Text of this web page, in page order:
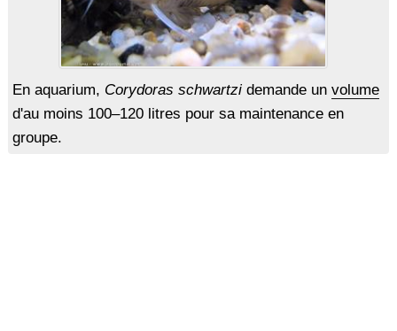
En aquarium, Corydoras schwartzidemande un volume
d'au moins 100–120 litres pour sa maintenance en
groupe.